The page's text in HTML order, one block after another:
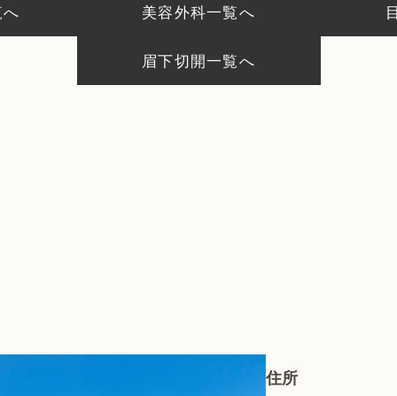
美容外科一覧へ
眉下切開一覧へ
住所